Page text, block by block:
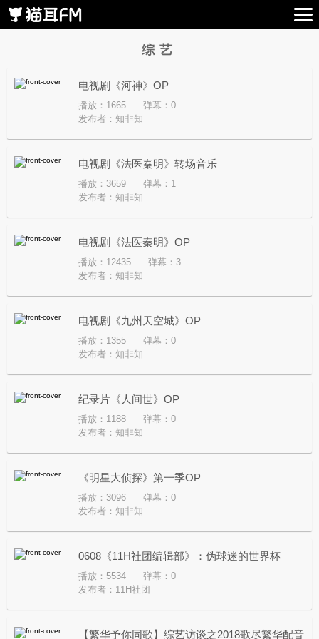
综艺
电视剧《河神》OP
播放：1665
弹幕：0
发布者： 知非知
电视剧《法医秦明》转场音乐
播放：3659
弹幕：1
发布者： 知非知
电视剧《法医秦明》OP
播放：12435
弹幕：3
发布者： 知非知
电视剧《九州天空城》OP
播放：1355
弹幕：0
发布者： 知非知
纪录片《人间世》OP
播放：1188
弹幕：0
发布者： 知非知
《明星大侦探》第一季OP
播放：3096
弹幕：0
发布者： 知非知
0608《11H社团编辑部》：伪球迷的世界杯
播放：5534
弹幕：0
发布者： 11H社团
【繁华予你同歌】综艺访谈之2018歌尽繁华配音